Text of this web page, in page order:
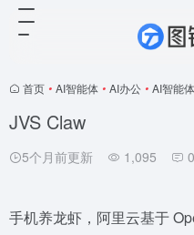
首页 • AI智能体 • AI办公 • AI智能体
JVS Claw
5个月前更新 1,095 0
手机养龙虾，阿里云基于